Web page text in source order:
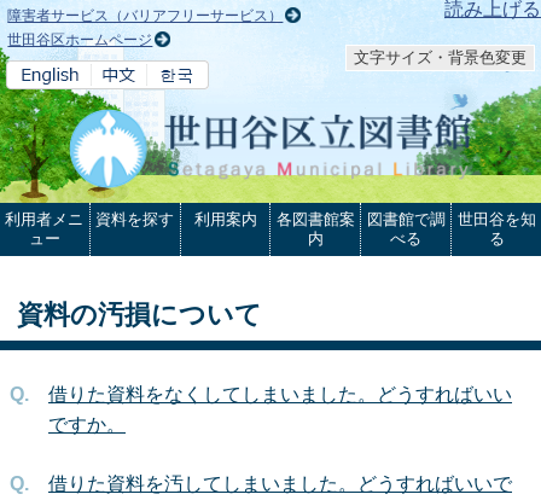
本文へ 読み上げる
障害者サービス（バリアフリーサービス）
世田谷区ホームページ
文字サイズ・背景色変更
利用者メニ
ュー
資料を探す 利用案内
各図書館案
内
図書館で調
べる
世田谷を知
る
資料の汚損について
借りた資料をなくしてしまいました。どうすればいい
ですか。
借りた資料を汚してしまいました。どうすればいいで